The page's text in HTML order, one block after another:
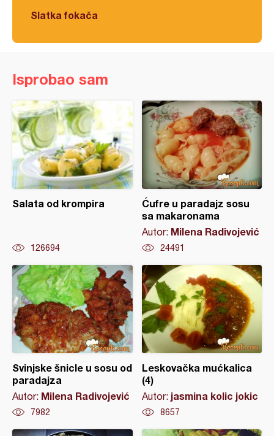
Slatka fokača
Isprobao sam
Salata od krompira
126694
Ćufre u paradajz sosu
sa makaronama
Autor: Milena Radivojević
24491
Svinjske šnicle u sosu od
paradajza
Autor: Milena Radivojević
7982
Leskovačka mućkalica
(4)
Autor: jasmina kolic jokic
8657